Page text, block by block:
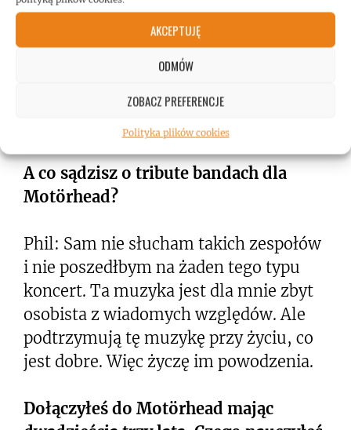
AKCEPTUJĘ
ODMÓW
ZOBACZ PREFERENCJE
Polityka plików cookies
czasem słuchają zespołów o których
istnieniu nie miałem pojęcia. Tak więc
połączenie tych wszystkich inspiracji
Najważniejsze to uzyskać fuzję ze
wszystkich źródeł.
A co sądzisz o tribute bandach dla
Motörhead?
Phil: Sam nie słucham takich zespołów
i nie poszedłbym na żaden tego typu
koncert. Ta muzyka jest dla mnie zbyt
osobista z wiadomych względów. Ale
podtrzymują tę muzykę przy życiu, co
jest dobre. Więc życzę im powodzenia.
Dołączyłeś do Motörhead mając